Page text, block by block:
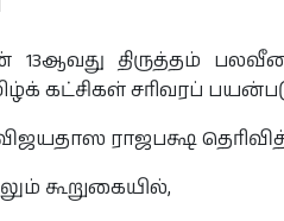
13ஆவது திருத்தம்
கட்சிகள் சரிவரப்
ராஜபக்ஷ
கூறுகையில்,